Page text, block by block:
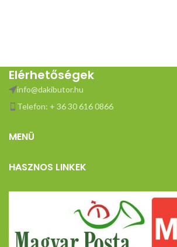
Elérhetőségek
info@dakibutor.hu
Telefon: + 36 30 616 0866
MENÜ
HASZNOS LINKEK